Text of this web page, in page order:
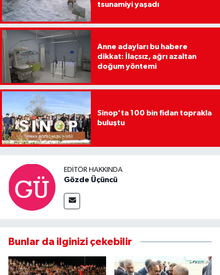
tsunamiyi yaşadı
Anne adayları bu habere
dikkat: İlaçsız, ağrı azaltan
doğum yöntemi
Sinop’ta 100 bin fidan toprakla
buluştu
EDITÖR HAKKINDA
Gözde Üçüncü
Bunlar da ilginizi çekebilir